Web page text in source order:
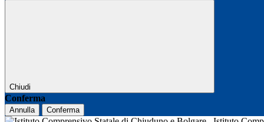
Chiudi
Conferma
Annulla Conferma